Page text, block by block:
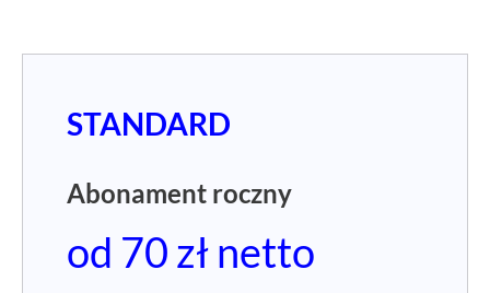
STANDARD
Abonament roczny
od 70 zł netto